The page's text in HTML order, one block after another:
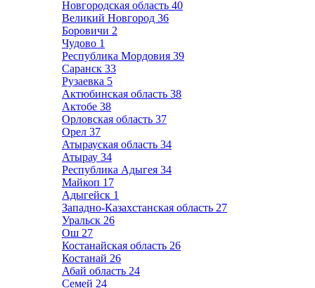
Новгородская область 40
Великий Новгород 36
Боровичи 2
Чудово 1
Республика Мордовия 39
Саранск 33
Рузаевка 5
Актюбинская область 38
Актобе 38
Орловская область 37
Орел 37
Атырауская область 34
Атырау 34
Республика Адыгея 34
Майкоп 17
Адыгейск 1
Западно-Казахстанская область 27
Уральск 26
Ош 27
Костанайская область 26
Костанай 26
Абай область 24
Семей 24